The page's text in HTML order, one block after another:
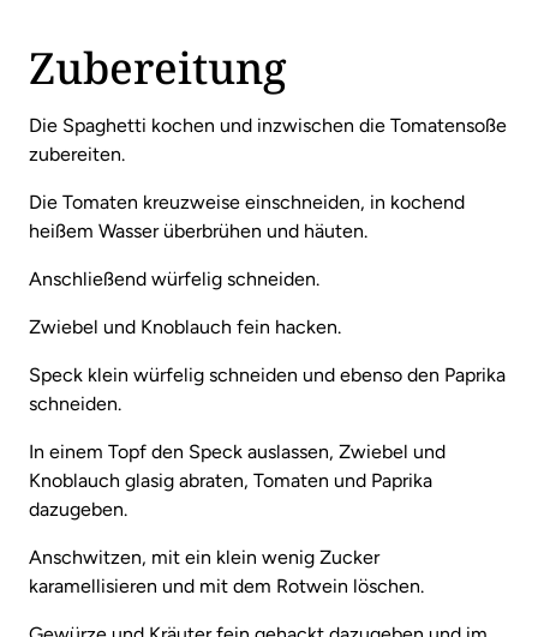
Zubereitung
Die Spaghetti kochen und inzwischen die Tomatensoße
zubereiten.
Die Tomaten kreuzweise einschneiden, in kochend
heißem Wasser überbrühen und häuten.
Anschließend würfelig schneiden.
Zwiebel und Knoblauch fein hacken.
Speck klein würfelig schneiden und ebenso den Paprika
schneiden.
In einem Topf den Speck auslassen, Zwiebel und
Knoblauch glasig abraten, Tomaten und Paprika
dazugeben.
Anschwitzen, mit ein klein wenig Zucker
karamellisieren und mit dem Rotwein löschen.